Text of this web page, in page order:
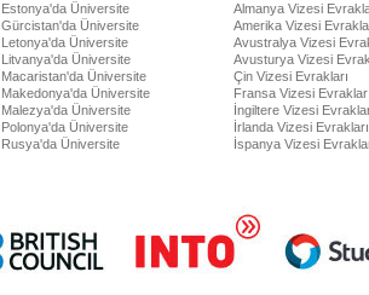
Estonya'da Üniversite
Gürcistan'da Üniversite
Letonya'da Üniversite
Litvanya'da Üniversite
Macaristan'da Üniversite
Makedonya'da Üniversite
Malezya'da Üniversite
Polonya'da Üniversite
Rusya'da Üniversite
Almanya Vizesi
Amerika Vizesi
Avustralya Vizesi
Avusturya Vizesi
Çin Vizesi Evrakları
Fransa Vizesi
İngiltere Vizesi
İrlanda Vizesi Evrakları
İspanya Vizesi